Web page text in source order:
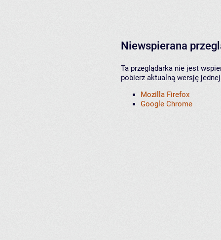
Niewspierana
Ta przeglądarka nie jest
pobierz aktualną wersję
Mozilla Firefox
Google Chrome